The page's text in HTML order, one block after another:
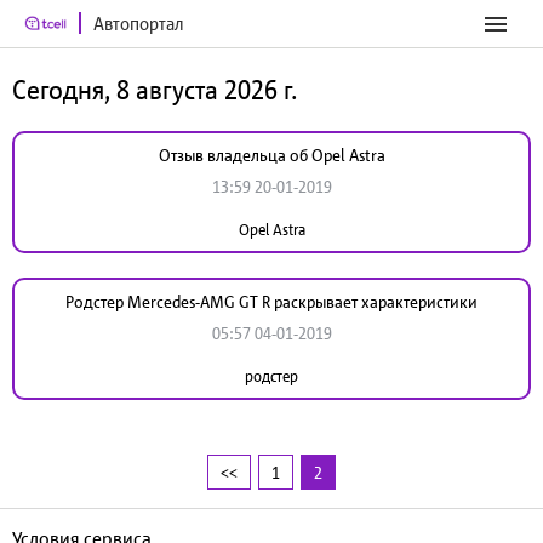
Автопортал
Сегодня, 8 августа 2026 г.
Отзыв владельца об Opel Astra
13:59 20-01-2019
Opel Astra
Родстер Mercedes-AMG GT R раскрывает характеристики
05:57 04-01-2019
родстер
<< 1 2